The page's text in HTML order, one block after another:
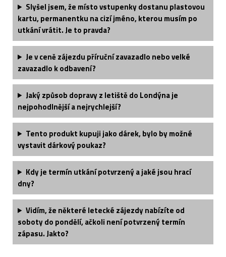
Slyšel jsem, že místo vstupenky dostanu plastovou
kartu, permanentku na cizí jméno, kterou musím po
utkání vrátit. Je to pravda?
Je v ceně zájezdu příruční zavazadlo nebo velké
zavazadlo k odbavení?
Jaký způsob dopravy z letiště do Londýna je
nejpohodlnější a nejrychlejší?
Tento produkt kupuji jako dárek, bylo by možné
vystavit dárkový poukaz?
Kdy je termín utkání potvrzený a jaké jsou hrací
dny?
Vidím, že některé letecké zájezdy nabízíte od
soboty do pondělí, ačkoli není potvrzený termín
zápasu. Jakto?